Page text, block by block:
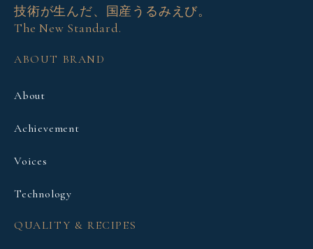
技術が生んだ、国産うるみえび。
The New Standard.
ABOUT BRAND
About
Achievement
Voices
Technology
QUALITY & RECIPES